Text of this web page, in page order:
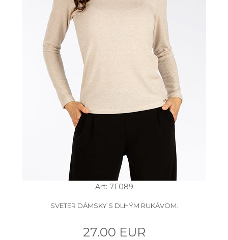
Art: 7F089
SVETER DÁMSKY S DLHÝM RUKÁVOM.
27.00 EUR